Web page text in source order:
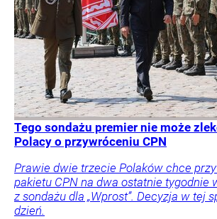
Tego sondażu premier nie może
Polacy o przywróceniu CPN
Prawie dwie trzecie Polaków chce
pakietu CPN na dwa ostatnie tygodnie
z sondażu dla „Wprost”. Decyzja w tej
dzień.